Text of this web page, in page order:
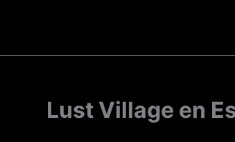
Lust Village en